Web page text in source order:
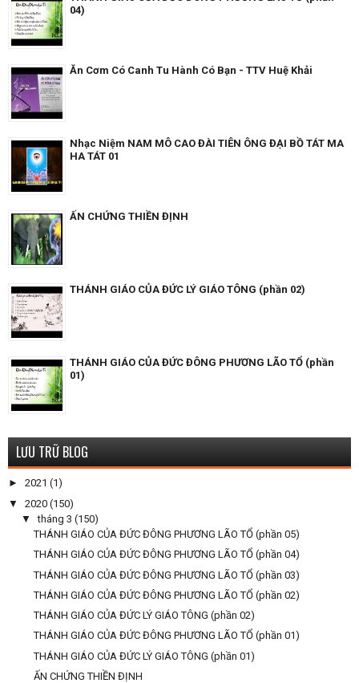
04)
Ăn Cơm Có Canh Tu Hành Có Bạn - TTV Huệ Khải
Nhạc Niệm NAM MÔ CAO ĐÀI TIÊN ÔNG ĐẠI BỒ TÁT MA
HA TÁT 01
ẤN CHỨNG THIỀN ĐỊNH
THÁNH GIÁO CỦA ĐỨC LÝ GIÁO TÔNG (phần 02)
THÁNH GIÁO CỦA ĐỨC ĐÔNG PHƯƠNG LÃO TỔ (phần
01)
LƯU TRỮ BLOG
► 2021 (1)
▼ 2020 (150)
▼tháng 3 (150)
THÁNH GIÁO CỦA ĐỨC ĐÔNG PHƯƠNG LÃO TỔ (phần 05)
THÁNH GIÁO CỦA ĐỨC ĐÔNG PHƯƠNG LÃO TỔ (phần 04)
THÁNH GIÁO CỦA ĐỨC ĐÔNG PHƯƠNG LÃO TỔ (phần 03)
THÁNH GIÁO CỦA ĐỨC ĐÔNG PHƯƠNG LÃO TỔ (phần 02)
THÁNH GIÁO CỦA ĐỨC LÝ GIÁO TÔNG (phần 02)
THÁNH GIÁO CỦA ĐỨC ĐÔNG PHƯƠNG LÃO TỔ (phần 01)
THÁNH GIÁO CỦA ĐỨC LÝ GIÁO TÔNG (phần 01)
ẤN CHỨNG THIỀN ĐỊNH